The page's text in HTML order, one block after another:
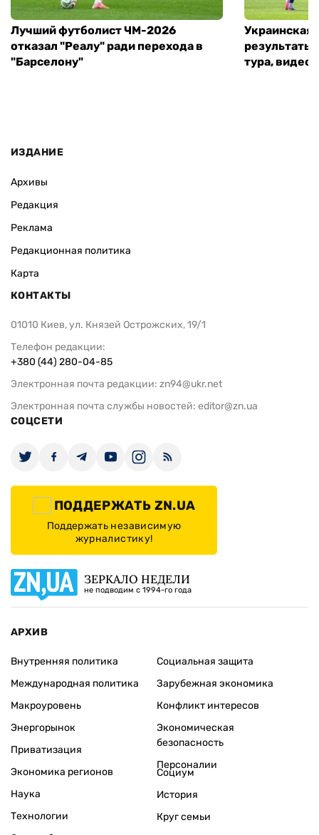
Лучший футболист ЧМ-2026
отказал "Реалу" ради перехода в
"Барселону"
Украинская
результаты
тура, видео
ИЗДАНИЕ
Архивы
Редакция
Реклама
Редакционная политика
Карта
КОНТАКТЫ
01010 Киев, ул. Князей Острожских, 19/1
Телефон редакции:
+380 (44) 280-04-85
Электронная почта редакции: zn94@ukr.net
Электронная почта службы новостей: editor@zn.ua
СОЦСЕТИ
ПОДДЕРЖАТЬ ZN.UA
Поддержать независимую
журналистику!
ЗЕРКАЛО НЕДЕЛИ
не подводим с 1994-го года
АРХИВ
Внутренняя политика
Международная политика
Макроуровень
Энергорынок
Приватизация
Экономика регионов
Социальная защита
Зарубежная экономика
Конфликт интересов
Экономическая
безопасность
Персоналии
Наука
Технологии
Социум
История
Круг семьи